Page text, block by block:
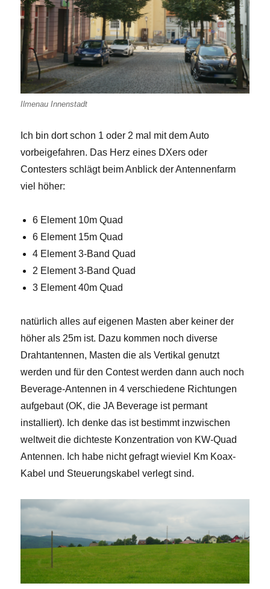
Ilmenau Innenstadt
Ich bin dort schon 1 oder 2 mal mit dem Auto
vorbeigefahren. Das Herz eines DXers oder
Contesters schlägt beim Anblick der Antennenfarm
viel höher:
6 Element 10m Quad
6 Element 15m Quad
4 Element 3-Band Quad
2 Element 3-Band Quad
3 Element 40m Quad
natürlich alles auf eigenen Masten aber keiner der
höher als 25m ist. Dazu kommen noch diverse
Drahtantennen, Masten die als Vertikal genutzt
werden und für den Contest werden dann auch noch
Beverage-Antennen in 4 verschiedene Richtungen
aufgebaut (OK, die JA Beverage ist permant
installiert). Ich denke das ist bestimmt inzwischen
weltweit die dichteste Konzentration von KW-Quad
Antennen. Ich habe nicht gefragt wieviel Km Koax-
Kabel und Steuerungskabel verlegt sind.